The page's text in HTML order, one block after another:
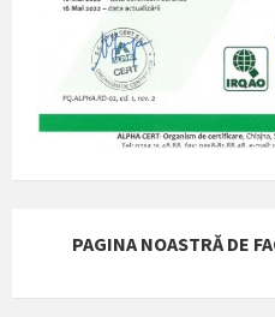
PAGINA NOASTRĂ DE